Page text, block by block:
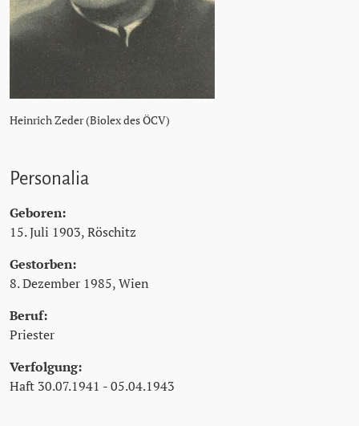
Heinrich Zeder (Biolex des ÖCV)
Personalia
Geboren:
15. Juli 1903, Röschitz
Gestorben:
8. Dezember 1985, Wien
Beruf:
Priester
Verfolgung:
Haft 30.07.1941 - 05.04.1943